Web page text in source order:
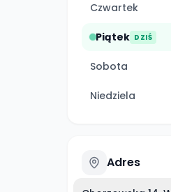
Czwartek
Piątek DZIŚ
Sobota
Niedziela
Adres